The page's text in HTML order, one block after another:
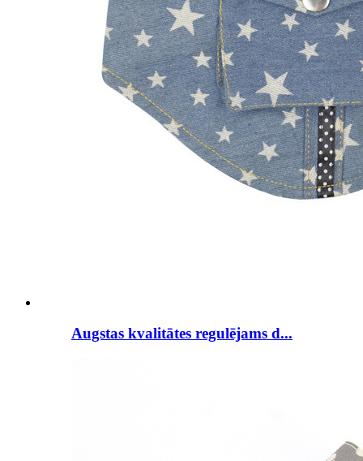
Augstas kvalitātes regulējams d...